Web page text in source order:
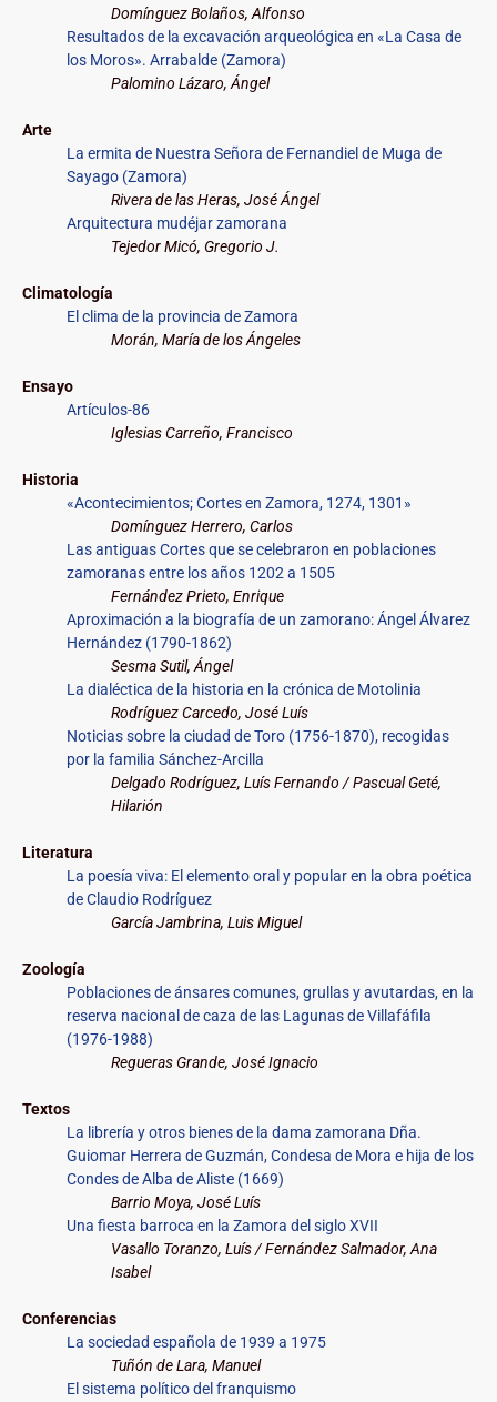
Domínguez Bolaños, Alfonso
Resultados de la excavación arqueológica en «La Casa de
los Moros». Arrabalde (Zamora)
Palomino Lázaro, Ángel
Arte
La ermita de Nuestra Señora de Fernandiel de Muga de
Sayago (Zamora)
Rivera de las Heras, José Ángel
Arquitectura mudéjar zamorana
Tejedor Micó, Gregorio J.
Climatología
El clima de la provincia de Zamora
Morán, María de los Ángeles
Ensayo
Artículos-86
Iglesias Carreño, Francisco
Historia
«Acontecimientos; Cortes en Zamora, 1274, 1301»
Domínguez Herrero, Carlos
Las antiguas Cortes que se celebraron en poblaciones
zamoranas entre los años 1202 a 1505
Fernández Prieto, Enrique
Aproximación a la biografía de un zamorano: Ángel Álvarez
Hernández (1790-1862)
Sesma Sutil, Ángel
La dialéctica de la historia en la crónica de Motolinia
Rodríguez Carcedo, José Luís
Noticias sobre la ciudad de Toro (1756-1870), recogidas
por la familia Sánchez-Arcilla
Delgado Rodríguez, Luís Fernando / Pascual Geté,
Hilarión
Literatura
La poesía viva: El elemento oral y popular en la obra poética
de Claudio Rodríguez
García Jambrina, Luis Miguel
Zoología
Poblaciones de ánsares comunes, grullas y avutardas, en la
reserva nacional de caza de las Lagunas de Villafáfila
(1976-1988)
Regueras Grande, José Ignacio
Textos
La librería y otros bienes de la dama zamorana Dña.
Guiomar Herrera de Guzmán, Condesa de Mora e hija de los
Condes de Alba de Aliste (1669)
Barrio Moya, José Luís
Una fiesta barroca en la Zamora del siglo XVII
Vasallo Toranzo, Luís / Fernández Salmador, Ana
Isabel
Conferencias
La sociedad española de 1939 a 1975
Tuñón de Lara, Manuel
El sistema político del franquismo